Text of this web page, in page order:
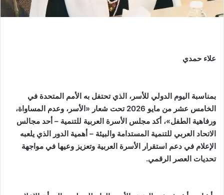
علاء حمدي
بمناسبة اليوم الدولي للأسر، الذي تحتفل به الأمم المتحدة في
الخامس عشر من مايو 2026 تحت شعار «الأسر، وعدم المساواة،
ورفاهية الطفل»، أكد مجلس الأسرة العربية للتنمية – أحد مجالس
الاتحاد العربي للتنمية المستدامة والبيئة – أهمية الدور الذي يلعبه
الإعلام في دعم استقرار الأسرة العربية وتعزيز وعيها في مواجهة
تحديات العصر الرقمي.